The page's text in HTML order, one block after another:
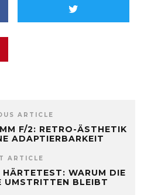
ARTICLE
F/2: RETRO-ÄSTHETIK
ADAPTIERBARKEIT
ARTICLE
WARUM DIE
UMSTRITTEN BLEIBT